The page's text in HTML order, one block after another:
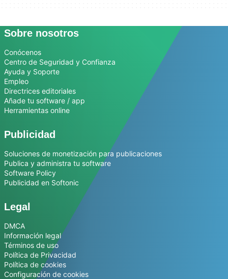
Sobre nosotros
Conócenos
Centro de Seguridad y Confianza
Ayuda y Soporte
Empleo
Directrices editoriales
Añade tu software / app
Herramientas online
Publicidad
Soluciones de monetización para publicaciones
Publica y administra tu software
Software Policy
Publicidad en Softonic
Legal
DMCA
Información legal
Términos de uso
Política de Privacidad
Política de cookies
Configuración de cookies